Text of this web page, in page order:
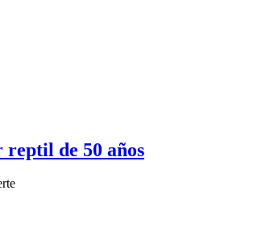
de 50 años